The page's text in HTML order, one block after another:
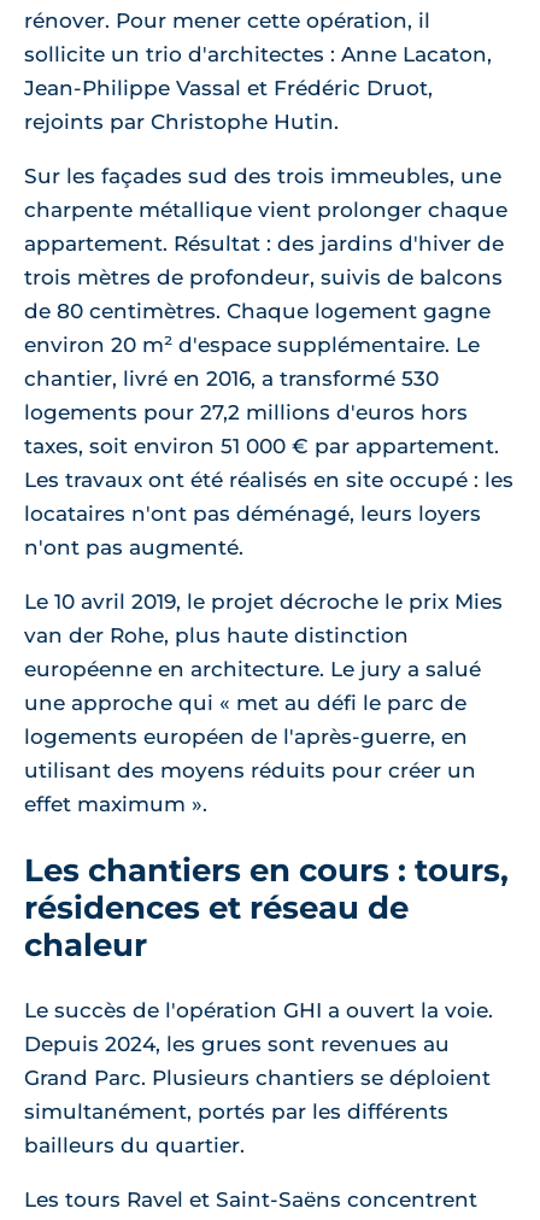
rénover. Pour mener cette opération, il
sollicite un trio d'architectes : Anne Lacaton,
Jean-Philippe Vassal et Frédéric Druot,
rejoints par Christophe Hutin.
Sur les façades sud des trois immeubles, une
charpente métallique vient prolonger chaque
appartement. Résultat : des jardins d'hiver de
trois mètres de profondeur, suivis de balcons
de 80 centimètres. Chaque logement gagne
environ 20 m² d'espace supplémentaire. Le
chantier, livré en 2016, a transformé 530
logements pour 27,2 millions d'euros hors
taxes, soit environ 51 000 € par appartement.
Les travaux ont été réalisés en site occupé : les
locataires n'ont pas déménagé, leurs loyers
n'ont pas augmenté.
Le 10 avril 2019, le projet décroche le prix Mies
van der Rohe, plus haute distinction
européenne en architecture. Le jury a salué
une approche qui « met au défi le parc de
logements européen de l'après-guerre, en
utilisant des moyens réduits pour créer un
effet maximum ».
Les chantiers en cours : tours,
résidences et réseau de
chaleur
Le succès de l'opération GHI a ouvert la voie.
Depuis 2024, les grues sont revenues au
Grand Parc. Plusieurs chantiers se déploient
simultanément, portés par les différents
bailleurs du quartier.
Les tours Ravel et Saint-Saëns concentrent